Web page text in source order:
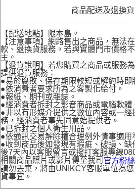
商品配送及退換
【配送地點】限本島。
【注意事項】網路售出之商品，無法
款、退換貨服務。若與實體門市價格
主。
【退貨說明】若您購買之商品或服務
提供退貨服務：
●易於腐敗、保存期限較短或解約時即
●依消費者要求所為之客製化給付。
●報紙、期刊或雜誌。
●經消費者拆封之影音商品或電腦軟體
●非以有形媒介提供之數位內容或一經
務，經消費者事先同意始提供者。
●已拆封之個人衛生用品。
●依通訊交易解除權合理例外情事適用
●收到商品後如發現有瑕疵、破損、
後7天內以客服留言或撥打客服專線
相關商品照片或影片傳至我司 官方粉
請勿丟棄，將由UNIKCY客服單位為
貨事宜。